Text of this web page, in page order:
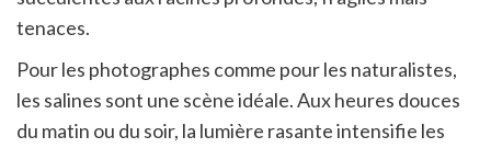
tenaces.
Pour les photographes comme pour les naturalistes,
les salines sont une scène idéale. Aux heures douces
du matin ou du soir, la lumière rasante intensifie les